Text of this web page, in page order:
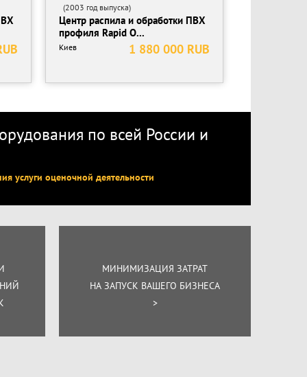
(2003 год выпуска)
Центр распила и обработки ПВХ
профиля Rapid O...
1 880 000 RUB
Киев
по всей России и
услуги оценочной деятельности
МИНИМИЗАЦИЯ ЗАТРАТ
НА ЗАПУСК ВАШЕГО БИЗНЕСА
>